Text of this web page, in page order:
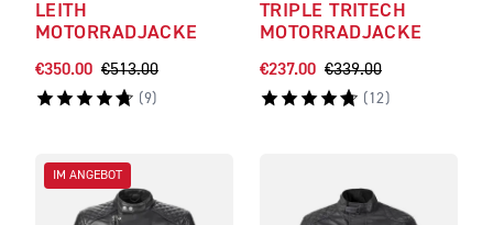
LEITH
MOTORRADJACKE
€350.00 €513.00
(9)
TRIPLE TRITECH
MOTORRADJACKE
€237.00 €339.00
( 12)
IM ANGEBOT